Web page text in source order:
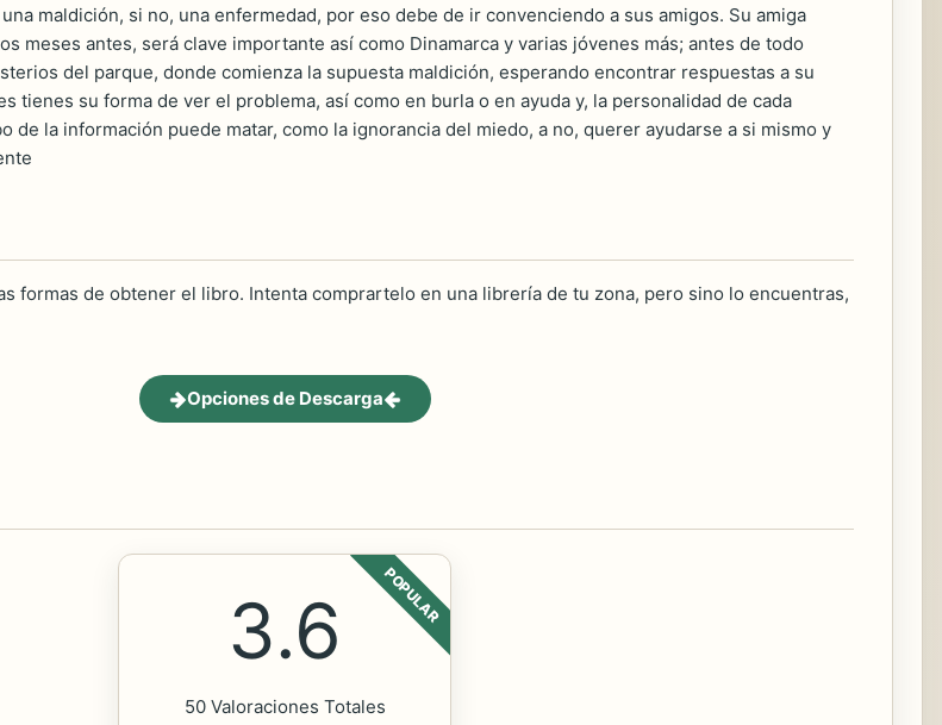
maldición, si no, una enfermedad, por eso debe de ir convenciendo a sus amigos. Su amiga
meses antes, será clave importante así como Dinamarca y varias jóvenes más; antes de todo
del parque, donde comienza la supuesta maldición, esperando encontrar respuestas a su
tienes su forma de ver el problema, así como en burla o en ayuda y, la personalidad de cada
de la información puede matar, como la ignorancia del miedo, a no, querer ayudarse a si mismo y
formas de obtener el libro. Intenta comprartelo en una librería de tu zona, pero sino lo encuentras,
Opciones de Descarga
POPULAR
3.6
50 Valoraciones Totales